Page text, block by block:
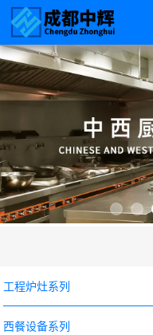
工程炉灶系列
西餐设备系列